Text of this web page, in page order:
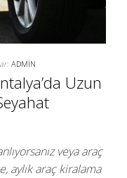
ADMIN
Uzun
veya araç
aylık araç kiralama